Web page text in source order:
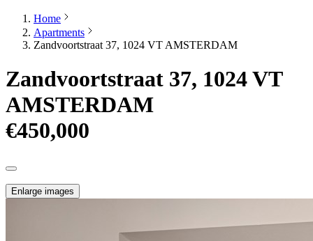
Home
Apartments
Zandvoortstraat 37, 1024 VT AMSTERDAM
Zandvoortstraat 37, 1024 VT
AMSTERDAM
€450,000
Enlarge images